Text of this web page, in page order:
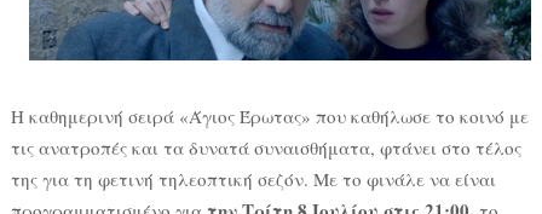
Η καθημερινή σειρά «Άγιος Έρωτας» που καθήλωσε το κοινό με
τις ανατροπές και τα δυνατά συναισθήματα, φτάνει στο τέλος
της για τη φετινή τηλεοπτική σεζόν. Με το φινάλε να είναι